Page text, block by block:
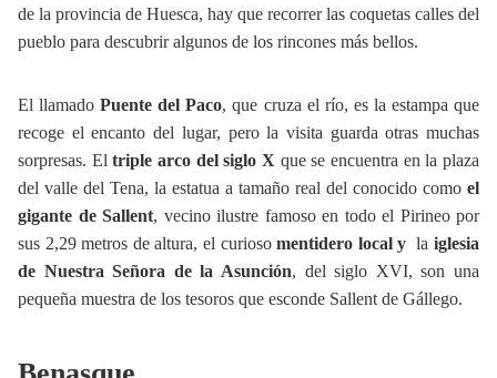
de la provincia de Huesca, hay que recorrer las coquetas calles del
pueblo para descubrir algunos de los rincones más bellos.
El llamadoPuente del Paco, que cruza el río, es la estampa que
recoge el encanto del lugar, pero la visita guarda otras muchas
sorpresas. Eltriple arco del siglo X que se encuentra en la plaza
del valle del Tena, la estatua a tamaño real del conocido como el
gigante de Sallent, vecino ilustre famoso en todo el Pirineo por
sus 2,29 metros de altura, el curiosomentidero local y laiglesia
de Nuestra Señora de la Asunción, del siglo XVI, son una
pequeña muestra de los tesoros que esconde Sallent de Gállego.